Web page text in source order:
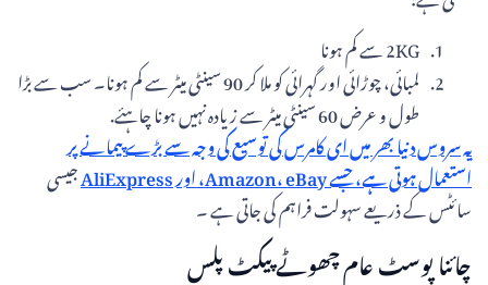
2KG سے کم ہونا
لمبائی، چوڑائی اور گہرائی کو ملا کر 90 سینٹی میٹر سے کم ہونا۔ سب سے بڑا
طول و عرض 60 سینٹی میٹر سے زیادہ نہیں ہونا چاہئے.
یہ سروس دنیا بھر میں ای کامرس کی توسیع کی وجہ سے بڑے پیمانے پر
استعمال ہوتی ہے، جسے Amazon، eBay، اور AliExpress جیسی
سائٹس کے ذریعے سہولت فراہم کی جاتی ہے ۔
چائنا پوسٹ عام چھوٹے پیکٹ پلس